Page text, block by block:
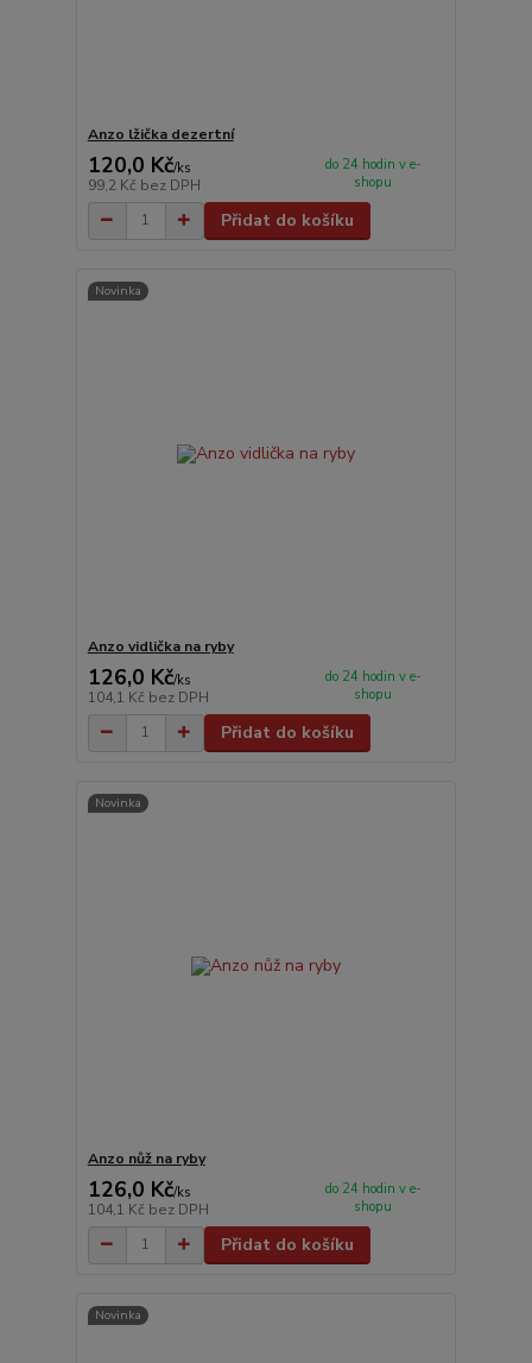
Anzo lžička dezertní
120,0 Kč/ks
99,2 Kč bez DPH
do 24 hodin v e-
shopu
Přidat do košíku
Novinka
Anzo vidlička na ryby
126,0 Kč/ks
104,1 Kč bez DPH
do 24 hodin v e-
shopu
Přidat do košíku
Novinka
Anzo nůž na ryby
126,0 Kč/ks
104,1 Kč bez DPH
do 24 hodin v e-
shopu
Přidat do košíku
Novinka